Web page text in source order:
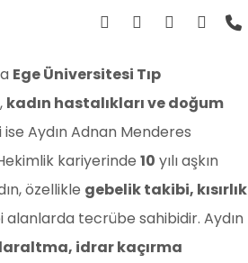
Ege Üniversitesi Tıp
kadın hastalıkları ve doğum
Aydın Adnan Menderes
kariyerinde 10 yılı aşkın
özellikle gebelik takibi, kısırlık
alanlarda tecrübe sahibidir. Aydın
idrar kaçırma